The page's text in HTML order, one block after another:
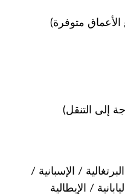
متوفرة)
إلى التنقل)
/ الإسبانية /
/ الإيطالية